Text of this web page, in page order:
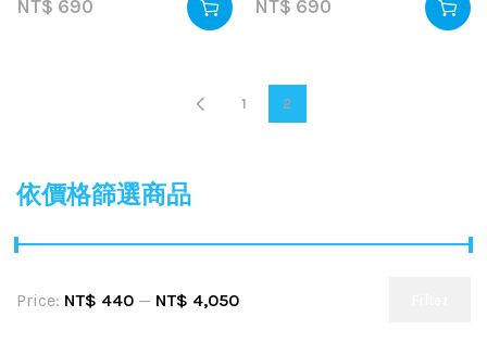
依價格篩選商品
Price: NT$ 440 — NT$ 4,050
NT$ 690 NT$ 690
1 2